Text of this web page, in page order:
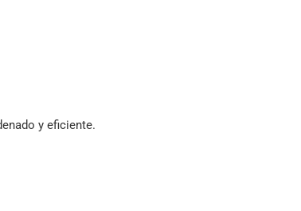
y eficiente.